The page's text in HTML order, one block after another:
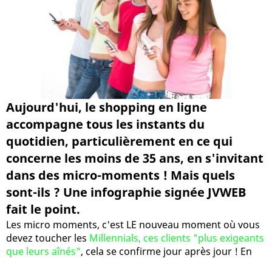
Aujourd'hui, le shopping en ligne
accompagne tous les instants du
quotidien, particulièrement en ce qui
concerne les moins de 35 ans, en s'invitant
dans des micro-moments ! Mais quels
sont-ils ? Une infographie signée JVWEB
fait le point.
Les micro moments, c'est LE nouveau moment où vous
devez toucher les Millennials, ces clients "plus exigeants
que leurs aînés", cela se confirme jour après jour ! En